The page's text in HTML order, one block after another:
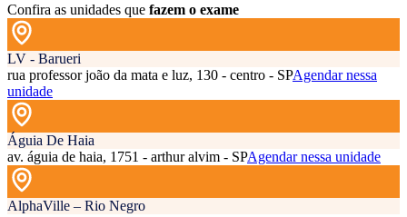
Confira as unidades que fazem o exame
LV - Barueri
rua professor joão da mata e luz, 130 - centro - SPAgendar nessa
unidade
Águia De Haia
av. águia de haia, 1751 - arthur alvim - SPAgendar nessa unidade
AlphaVille – Rio Negro